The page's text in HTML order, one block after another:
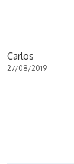
Carlos
27/08/2019